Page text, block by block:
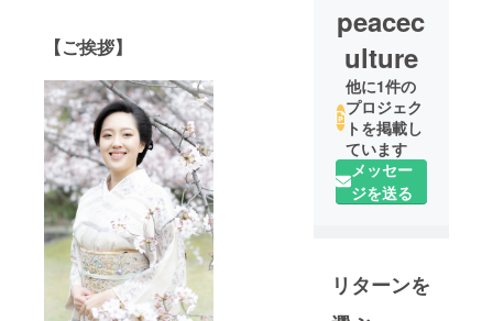
【ご挨拶】
peacec
ulture
他に1件の
プロジェク
トを掲載し
ています
メッセー
ジを送る
リターンを